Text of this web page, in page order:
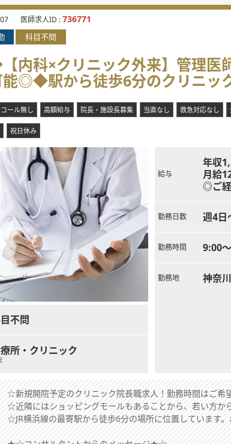
医師求人ID :736771
科目不問
内科×クリニック外来】管理医
能◎◆駅から徒歩6分のクリニッ
ール無し 高額給与 院長・施設長募集 当直なし 救急対応なし
祝日休み
不問
所・クリニック
給与
年収
月給
◎ご
勤務日数 週4日
勤務時間 9:00
勤務地
☆新規開院予定のクリニック院長職求人！勤務時間はご希
☆近隣にはショッピングモールもあることから、若い方か
☆JR横浜線の最寄駅から徒歩6分の場所に位置しています